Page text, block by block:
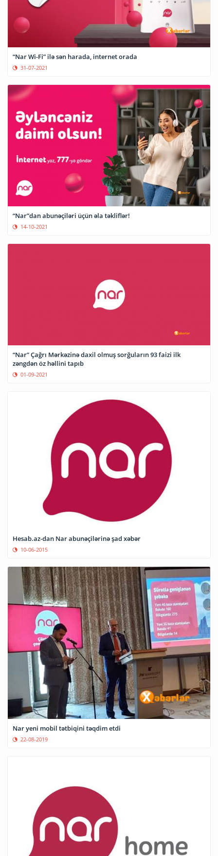
“Nar Wi-Fi” ilə sən harada, internet orada
31-07-2021
“Nar”dan abunəçiləri üçün əla təkliflər!
14-10-2021
“Nar” Çağrı Mərkəzinə daxil olmuş sorğuların 93 faizi ilk
zəngdən öz həllini tapıb
01-09-2021
Hesab.az-dan Nar abunəçilərinə şad xəbər
10-06-2015
Nar yeni mobil tətbiqini təqdim etdi
22-08-2019